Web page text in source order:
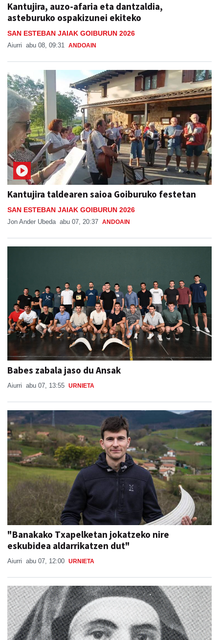
Kantujira, auzo-afaria eta dantzaldia,
asteburuko ospakizunei ekiteko
SAN ESTEBAN JAIAK GOIBURUN 2026
Aiurri abu 08, 09:31 ANDOAIN
Kantujira taldearen saioa Goiburuko festetan
SAN ESTEBAN JAIAK GOIBURUN 2026
Jon Ander Ubeda abu 07, 20:37 ANDOAIN
Babes zabala jaso du Ansak
Aiurri abu 07, 13:55 URNIETA
"Banakako Txapelketan jokatzeko nire
eskubidea aldarrikatzen dut"
Aiurri abu 07, 12:00 URNIETA